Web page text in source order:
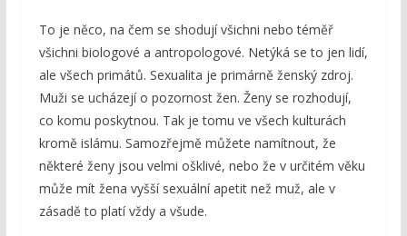
To je něco, na čem se shodují všichni nebo téměř
všichni biologové a antropologové. Netýká se to jen lidí,
ale všech primátů. Sexualita je primárně ženský zdroj.
Muži se ucházejí o pozornost žen. Ženy se rozhodují,
co komu poskytnou. Tak je tomu ve všech kulturách
kromě islámu. Samozřejmě můžete namítnout, že
některé ženy jsou velmi ošklivé, nebo že v určitém věku
může mít žena vyšší sexuální apetit než muž, ale v
zásadě to platí vždy a všude.